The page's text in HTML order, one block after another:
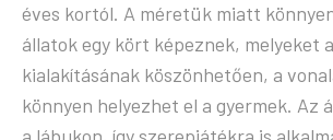
éves kortól. A méretük miatt
állatok egy kört képeznek, melyeket
kialakításának köszönhetően, a
könnyen helyezhet el a gyermek. Az